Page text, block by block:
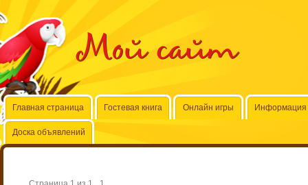
Мой сайт
Главная страница Гостевая книга Онлайн игры Информация
Доска объявлений